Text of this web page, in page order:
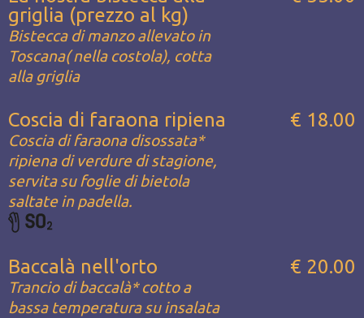
griglia (prezzo al kg)
Bistecca di manzo allevato in
Toscana( nella costola), cotta
alla griglia
Coscia di faraona ripiena
Coscia di faraona disossata*
ripiena di verdure di stagione,
servita su foglie di bietola
saltate in padella.
€ 18.00
Baccalà nell'orto
Trancio di baccalà* cotto a
bassa temperatura su insalata
€ 20.00